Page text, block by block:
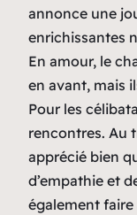
annonce une
enrichissantes
En amour, le
en avant, mais
Pour les
rencontres. Au
apprécié bien
d’empathie et
également